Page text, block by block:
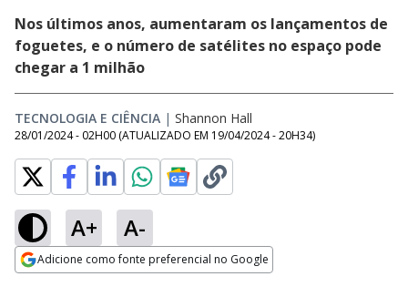
Nos últimos anos, aumentaram os lançamentos de
foguetes, e o número de satélites no espaço pode
chegar a 1 milhão
TECNOLOGIA E CIÊNCIA | Shannon Hall
28/01/2024 - 02H00 (ATUALIZADO EM 19/04/2024 - 20H34)
A+ A-
Adicione como fonte preferencial no Google